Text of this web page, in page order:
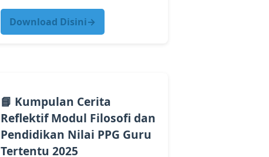
Download Disini→
📘 Kumpulan Cerita
Reflektif Modul Filosofi dan
Pendidikan Nilai PPG Guru
Tertentu 2025